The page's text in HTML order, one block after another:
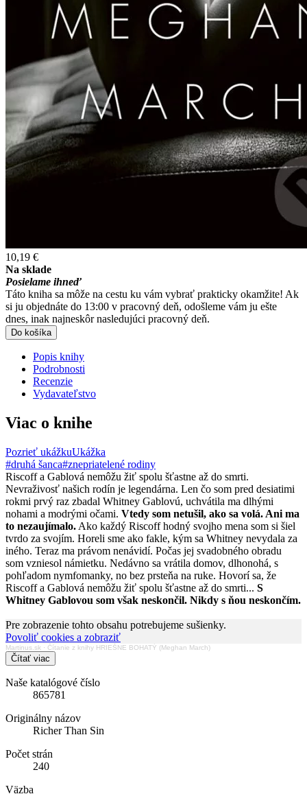
10,19 €
Na sklade
Posielame ihneď
Táto kniha sa môže na cestu ku vám vybrať prakticky okamžite! Ak
si ju objednáte do 13:00 v pracovný deň, odošleme vám ju ešte
dnes, inak najneskôr nasledujúci pracovný deň.
Do košíka
Popis knihy
Podrobnosti
Recenzie
Vydavateľstvo
Viac o knihe
Pozrieť ukážkuUkážka
#druhá šanca#znepriatelené rodiny
Riscoff a Gablová nemôžu žiť spolu šťastne až do smrti.
Nevraživosť našich rodín je legendárna. Len čo som pred desiatimi
rokmi prvý raz zbadal Whitney Gablovú, uchvátila ma dlhými
nohami a modrými očami. Vtedy som netušil, ako sa volá. Ani ma
to nezaujímalo. Ako každý Riscoff hodný svojho mena som si šiel
tvrdo za svojím. Horeli sme ako fakle, kým sa Whitney nevydala za
iného. Teraz ma právom nenávidí. Počas jej svadobného obradu
som vzniesol námietku. Nedávno sa vrátila domov, dlhonohá, s
pohľadom nymfomanky, no bez prsteňa na ruke. Hovorí sa, že
Riscoff a Gablová nemôžu žiť spolu šťastne až do smrti... S
Whitney Gablovou som však neskončil. Nikdy s ňou neskončím.
Pre zobrazenie tohto obsahu potrebujeme sušienky.
Povoliť cookies a zobraziť
Martinus.sk · Čítanie z knihy HRIEŠNE BOHATÝ (Meghan March)
Čítať viac
Naše katalógové číslo
865781
Originálny názov
Richer Than Sin
Počet strán
240
Väzba